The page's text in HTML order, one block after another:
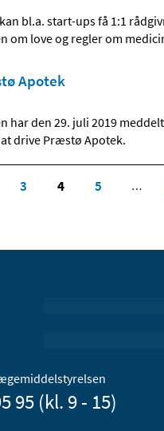
bl.a. start-ups få 1:1
om love og regler om
Apotek
har den 29. juli 2019
drive Præstø Apotek.
3 4 5 …
95 (kl. 9 - 15)